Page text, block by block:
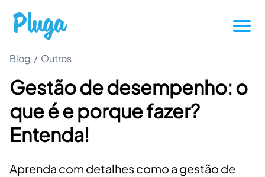
Produtividade
Novidades da Pluga
Casos de sucesso
Blog / Outros
Gestão de desempenho: o
que é e porque fazer?
Entenda!
Aprenda com detalhes como a gestão de